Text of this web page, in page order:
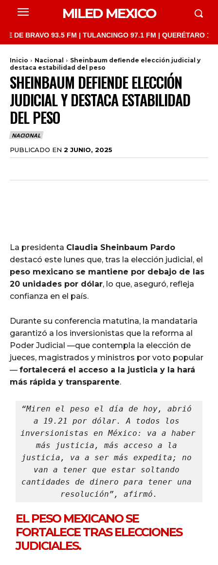
MILED MEXICO
93.5 FM | TULANCINGO 97.1 FM | QUERÉTARO 103.1
Inicio Nacional
Sheinbaum defiende elección judicial y
destaca estabilidad del peso
SHEINBAUM DEFIENDE ELECCIÓN
JUDICIAL Y DESTACA ESTABILIDAD
DEL PESO
NACIONAL
PUBLICADO EN 2 JUNIO, 2025
La presidenta Claudia Sheinbaum Pardo
destacó este lunes que, tras la elección judicial, el
peso mexicano se mantiene por debajo de las
20 unidades por dólar, lo que, aseguró, refleja
confianza en el país.
Durante su conferencia matutina, la mandataria
garantizó a los inversionistas que la reforma al
Poder Judicial —que contempla la elección de
jueces, magistrados y ministros por voto popular
— fortalecerá el acceso a la justicia y la hará
más rápida y transparente.
“Miren el peso el día de hoy, abrió
a 19.21 por dólar. A todos los
inversionistas en México: va a haber
más justicia, más acceso a la
justicia, va a ser más expedita; no
van a tener que estar soltando
cantidades de dinero para tener una
resolución”, afirmó.
EL PESO MEXICANO SE
FORTALECE TRAS ELECCIONES
JUDICIALES.